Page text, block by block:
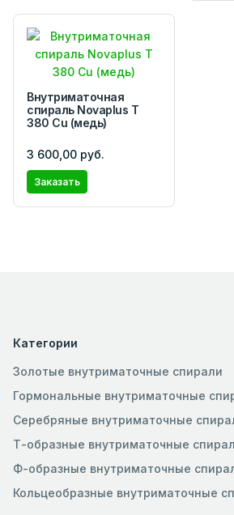
Внутриматочная
спираль Novaplus T
380 Cu (медь)
3 600,00 руб.
Заказать
Категории
Золотые внутриматочные спирали
Гормональные внутриматочные
Серебряные внутриматочные
Т-образные внутриматочные
Ф-образные внутриматочные
Кольцеобразные внутриматочные